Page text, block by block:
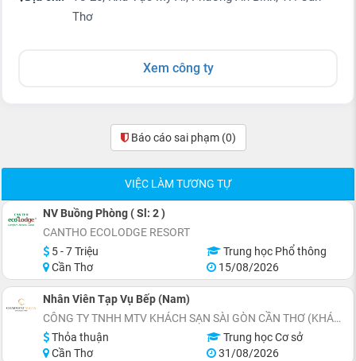
Thơ
Xem công ty
Báo cáo sai phạm (0)
VIỆC LÀM TƯƠNG TỰ
NV Buồng Phòng ( Sl: 2 )
CANTHO ECOLODGE RESORT
5 - 7 Triệu
Trung học Phổ thông
Cần Thơ
15/08/2026
Nhân Viên Tạp Vụ Bếp (Nam)
CÔNG TY TNHH MTV KHÁCH SẠN SÀI GÒN CẦN THƠ (KHÁCH SẠN CHARMANT SUITES)
Thỏa thuận
Trung học Cơ sở
Cần Thơ
31/08/2026